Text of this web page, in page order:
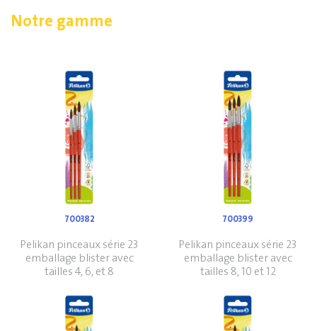
Notre gamme
700382
Pelikan pinceaux série 23
emballage blister avec
tailles 4, 6, et 8
700399
Pelikan pinceaux série 23
emballage blister avec
tailles 8, 10 et 12